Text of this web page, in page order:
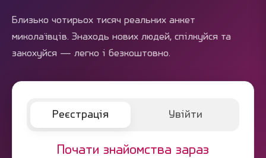
Близько чотирьох тисяч реальних анкет
миколаївців. Знаходь нових людей, спілкуйся та
закохуйся — легко і безкоштовно.
Реєстрація Увійти
Почати знайомства зараз